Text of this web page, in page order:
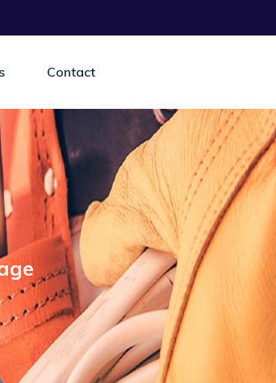
Contact